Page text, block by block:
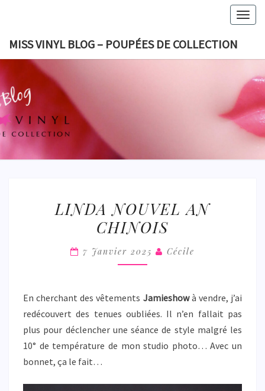
content
MISS VINYL BLOG – POUPÉES DE COLLECTION
MISS
BLOG
NOUVEL
AN
LINDA NOUVEL AN
CHINOIS
7 Janvier 2025 Cécile
En cherchant des vêtements Jamieshowà vendre, j’ai
redécouvert des tenues oubliées. Il n’en fallait pas
plus pour déclencher une séance de style malgré les
10° de température de mon studio photo… Avec un
bonnet, ça le fait…